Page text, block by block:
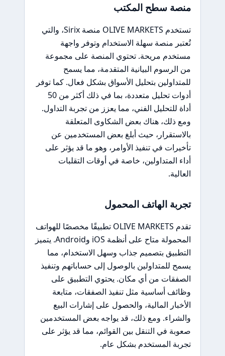
منصة سطح المكتب
تستخدم OLIVE MARKETS منصة Sirix، والتي
تُعتبر منصة سهلة الاستخدام وتوفر واجهة
مستخدم مريحة. تحتوي المنصة على مجموعة
من الرسوم البيانية المتقدمة، مما يسمح
للمتداولين بتحليل الأسواق بشكل فعال. كما توفر
أدوات تحليل متعددة، بما في ذلك أكثر من 50
أداة للتحليل الفني، مما يعزز من تجربة التداول.
ومع ذلك، هناك بعض الشكاوى المتعلقة
بالاستقرار، حيث أبلغ بعض المستخدمين عن
تأخيرات في تنفيذ الأوامر، وهو ما قد يؤثر على
أداء المتداولين، خاصة في أوقات التقلبات
العالية.
تجربة الهاتف المحمول
تقدم OLIVE MARKETS تطبيقًا مخصصًا للهواتف
المحمولة متاح على أنظمة iOS وAndroid. يتميز
التطبيق بتصميم جذاب وسهل الاستخدام، مما
يسمح للمتداولين بالوصول إلى حساباتهم وتنفيذ
الصفقات من أي مكان. يحتوي التطبيق على
وظائف أساسية مثل تنفيذ الصفقات، متابعة
الأخبار المالية، والحصول على إشارات البيع
والشراء. ومع ذلك، قد يواجه بعض المستخدمين
صعوبة في التنقل بين القوائم، مما قد يؤثر على
تجربة المستخدم بشكل عام.